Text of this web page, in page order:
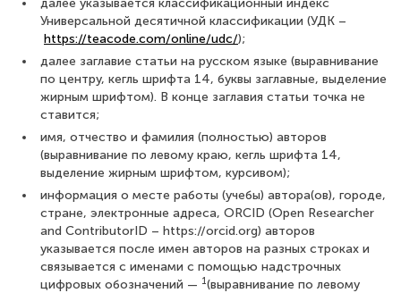
далее указывается классификационный индекс
Универсальной десятичной классификации (УДК –
https://teacode.com/online/udc/);
далее заглавие статьи на русском языке (выравнивание
по центру, кегль шрифта 14, буквы заглавные, выделение
жирным шрифтом). В конце заглавия статьи точка не
ставится;
имя, отчество и фамилия (полностью) авторов
(выравнивание по левому краю, кегль шрифта 14,
выделение жирным шрифтом, курсивом);
информация о месте работы (учебы) автора(ов), городе,
стране, электронные адреса, ORCID (Open Researcher
and ContributorID – https://orcid.org) авторов
указывается после имен авторов на разных строках и
связывается с именами с помощью надстрочных
цифровых обозначений — 1(выравнивание по левому